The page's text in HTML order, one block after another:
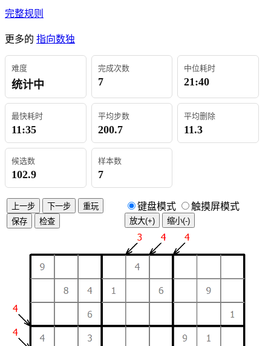
完整规则
更多的 指向数独
难度
统计中
完成次数
7
中位耗时
21:40
最快耗时
11:35
平均步数
200.7
平均删除
11.3
候选数
102.9
样本数
7
上一步 下一步
重玩
保存
检查
键盘模式 触摸屏模式
放大(+) 缩小(-)